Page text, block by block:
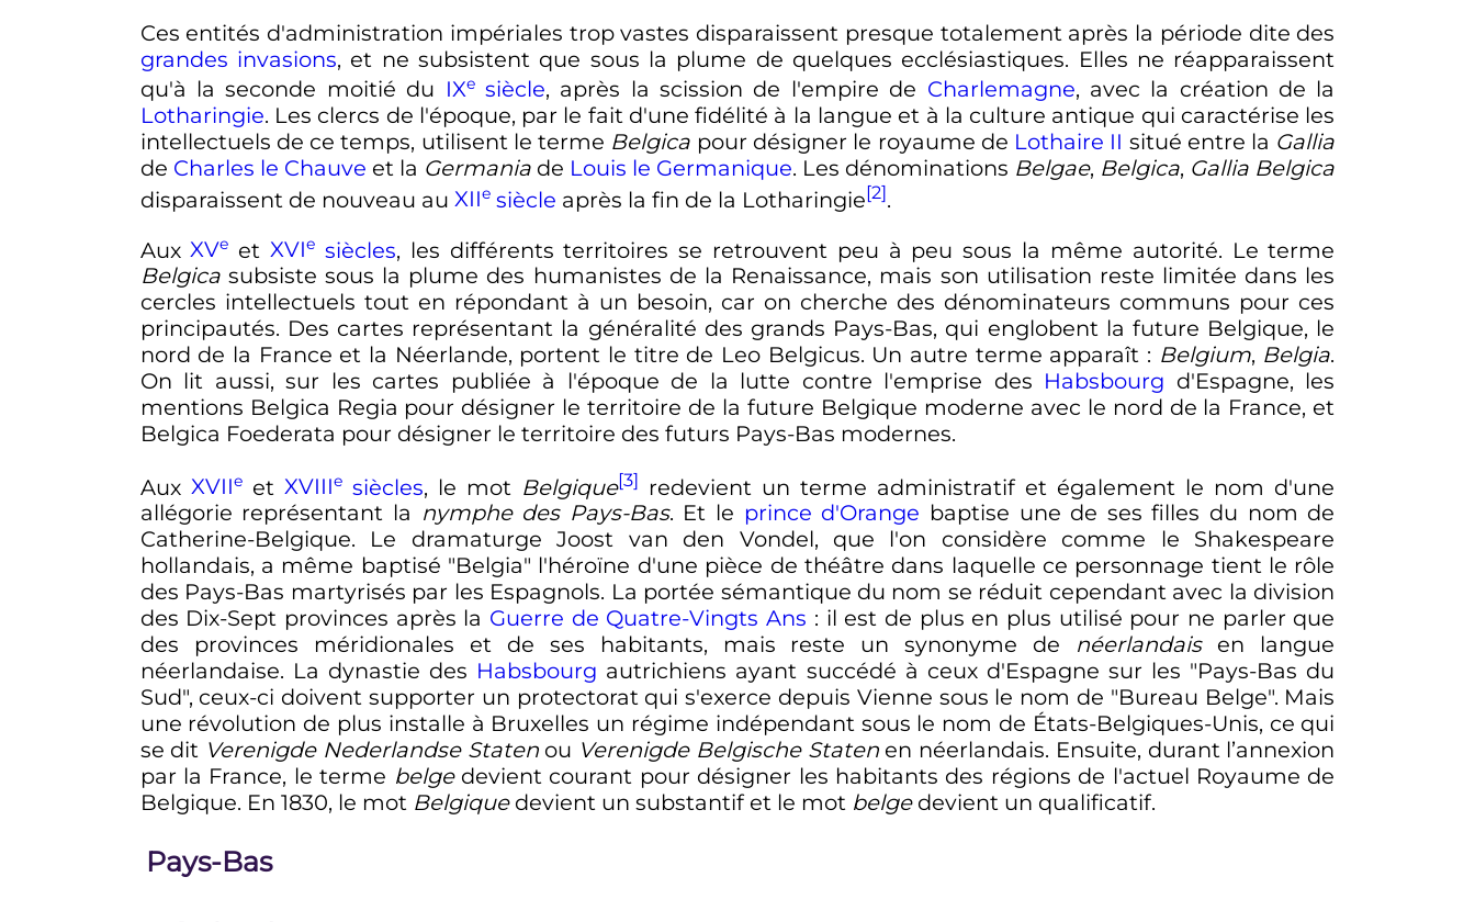
Ces entités d'administration impériales trop vastes disparaissent presque totalement après la période dite des
grandes invasions, et ne subsistent que sous la plume de quelques ecclésiastiques. Elles ne réapparaissent
qu'à la seconde moitié du IXesiècle, après la scission de l'empire de Charlemagne, avec la création de la
Lotharingie. Les clercs de l'époque, par le fait d'une fidélité à la langue et à la culture antique qui caractérise les
intellectuels de ce temps, utilisent le terme Belgica pour désigner le royaume de Lothaire II situé entre la Gallia
de Charles le Chauve et la Germaniade Louis le Germanique. Les dénominations Belgae, Belgica, Gallia Belgica
disparaissent de nouveau au XIIesiècle après la fin de la Lotharingie[2].
AuxXVe etXVIe siècles, les différents territoires se retrouvent peu à peu sous la même autorité. Le terme
Belgicasubsiste sous la plume des humanistes de la Renaissance, mais son utilisation reste limitée dans les
cercles intellectuels tout en répondant à un besoin, car on cherche des dénominateurs communs pour ces
principautés. Des cartes représentant la généralité des grands Pays-Bas, qui englobent la future Belgique, le
nord de la France et la Néerlande, portent le titre de Leo Belgicus. Un autre terme apparaît : Belgium, Belgia.
On lit aussi, sur les cartes publiée à l'époque de la lutte contre l'emprise des Habsbourg d'Espagne, les
mentions Belgica Regia pour désigner le territoire de la future Belgique moderne avec le nord de la France, et
Belgica Foederata pour désigner le territoire des futurs Pays-Bas modernes.
Aux XVIIeet XVIIIesiècles, le mot Belgique[3] redevient un terme administratif et également le nom d'une
allégorie représentant la nymphe des Pays-Bas. Et le prince d'Orange baptise une de ses filles du nom de
Catherine-Belgique. Le dramaturge Joost van den Vondel, que l'on considère comme le Shakespeare
hollandais, a même baptisé "Belgia" l'héroïne d'une pièce de théâtre dans laquelle ce personnage tient le rôle
des Pays-Bas martyrisés par les Espagnols. La portée sémantique du nom se réduit cependant avec la division
des Dix-Sept provinces après la Guerre de Quatre-Vingts Ans : il est de plus en plus utilisé pour ne parler que
des provinces méridionales et de ses habitants, mais reste un synonyme de néerlandaisen langue
néerlandaise. La dynastie des Habsbourg autrichiens ayant succédé à ceux d'Espagne sur les "Pays-Bas du
Sud", ceux-ci doivent supporter un protectorat qui s'exerce depuis Vienne sous le nom de "Bureau Belge". Mais
une révolution de plus installe à Bruxelles un régime indépendant sous le nom de États-Belgiques-Unis, ce qui
se dit Verenigde Nederlandse Statenou Verenigde Belgische Statenen néerlandais. Ensuite, durant l’annexion
par la France, le terme belgedevient courant pour désigner les habitants des régions de l'actuel Royaume de
Belgique. En 1830, le mot Belgiquedevient un substantif et le mot belgedevient un qualificatif.
Pays-Bas